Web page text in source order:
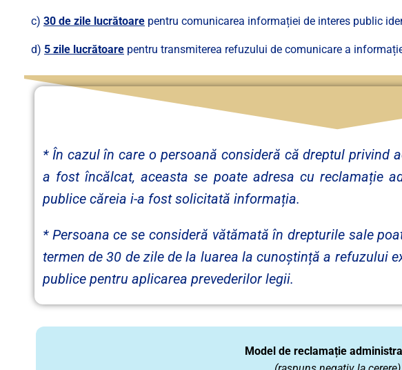
c) 30 de zile lucrătoare pentru comunicarea informației de interes public
d) 5 zile lucrătoare pentru transmiterea refuzului de comunicare a
* În cazul în care o persoană consideră că dreptul privind
a fost încălcat, aceasta se poate adresa cu reclamație
publice căreia i-a fost solicitată informația.
* Persoana ce se consideră vătămată în drepturile sale
termen de 30 de zile de la luarea la cunoștință a refuzului
publice pentru aplicarea prevederilor legii.
Model de reclamație